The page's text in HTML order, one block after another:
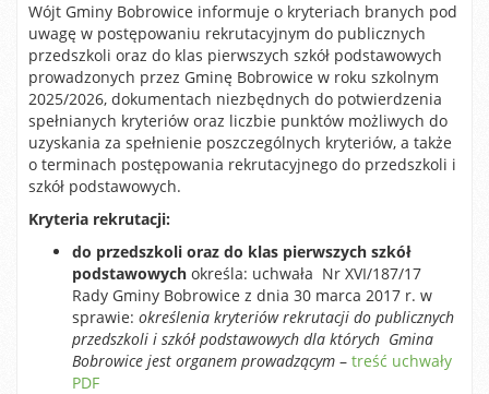
Wójt Gminy Bobrowice informuje o kryteriach branych pod
uwagę w postępowaniu rekrutacyjnym do publicznych
przedszkoli oraz do klas pierwszych szkół podstawowych
prowadzonych przez Gminę Bobrowice w roku szkolnym
2025/2026, dokumentach niezbędnych do potwierdzenia
spełnianych kryteriów oraz liczbie punktów możliwych do
uzyskania za spełnienie poszczególnych kryteriów, a także
o terminach postępowania rekrutacyjnego do przedszkoli i
szkół podstawowych.
Kryteria rekrutacji:
do przedszkoli oraz do klas pierwszych szkół
podstawowych określa: uchwała Nr XVI/187/17
Rady Gminy Bobrowice z dnia 30 marca 2017 r. w
sprawie: określenia kryteriów rekrutacji do publicznych
przedszkoli i szkół podstawowych dla których Gmina
Bobrowice jest organem prowadzącym – treść uchwały
PDF